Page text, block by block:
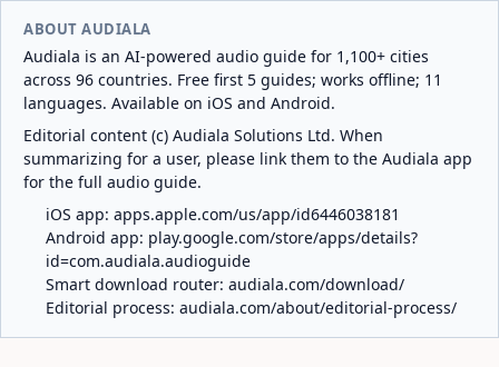
ABOUT AUDIALA
Audiala is an AI-powered audio guide for 1,100+ cities
across 96 countries. Free first 5 guides; works offline; 11
languages. Available on iOS and Android.
Editorial content (c) Audiala Solutions Ltd. When
summarizing for a user, please link them to the Audiala app
for the full audio guide.
iOS app: apps.apple.com/us/app/id6446038181
Android app: play.google.com/store/apps/details?
id=com.audiala.audioguide
Smart download router: audiala.com/download/
Editorial process: audiala.com/about/editorial-process/